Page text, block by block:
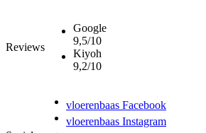
Reviews
Google
9,5/10
Kiyoh
9,2/10
vloerenbaas Facebook
vloerenbaas Instagram